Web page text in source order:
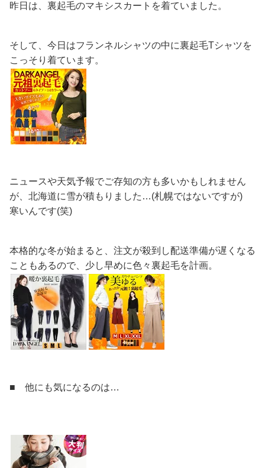
昨日は、裏起毛のマキシスカートを着ていました。
そして、今日はフランネルシャツの中に裏起毛Tシャツを
こっそり着ています。
ニュースや天気予報でご存知の方も多いかもしれません
が、北海道に雪が積もりました…(札幌ではないですが)
寒いんです(笑)
本格的な冬が始まると、注文が殺到し配送準備が遅くなる
こともあるので、少し早めに色々裏起毛を計画。
■ 他にも気になるのは…